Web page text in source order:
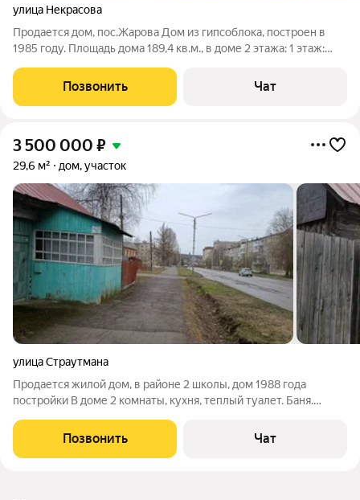
улица Некрасова
Продается дом, пос.Жарова Дом из гипсоблока, построен в
1985 году. Площадь дома 189,4 кв.м., в доме 2 этажа: 1 этаж:
комнаты, санузел с душевой кабиной Также есть мансардный
этаж, из которого
Позвонить Чат
3 500 000 ₽
29,6 м² дом, участок
улица Страутмана
Продается жилой дом, в районе 2 школы, дом 1988 года
постройки В доме 2 комнаты, кухня, теплый туалет. Баня.
установлены пластиковые окна, крыша - профнастил.
Земельный участок в собственности,
Позвонить Чат